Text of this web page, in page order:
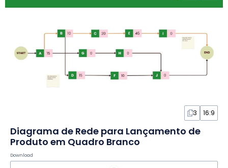
3 16:9
Diagrama de Rede para Lançamento de
Produto em Quadro Branco
Download